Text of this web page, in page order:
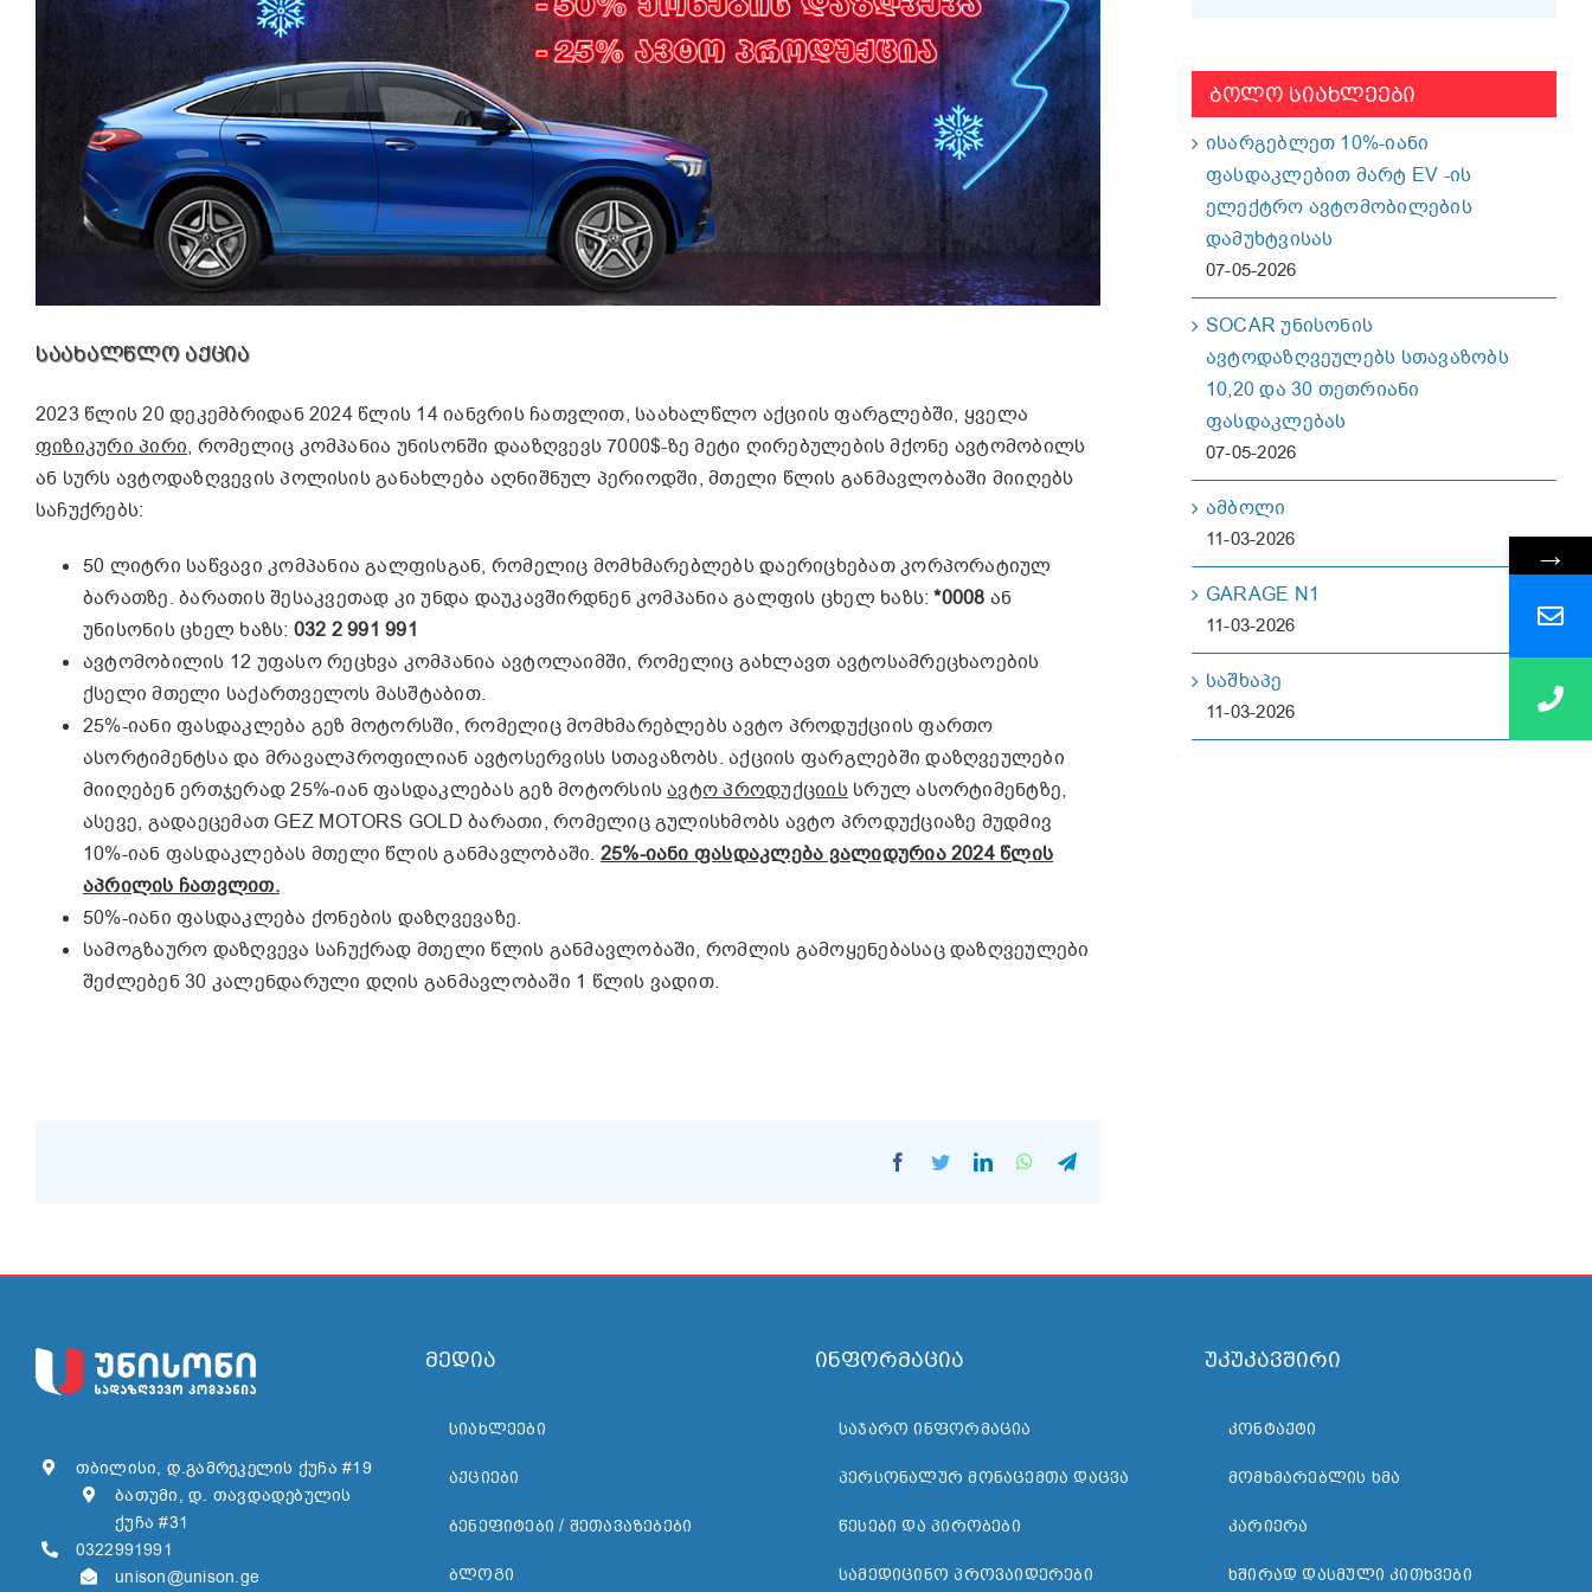
ᲡᲐᲐᲮᲐᲚᲬᲚᲝ ᲐᲥᲪᲘᲐ
2023 წლის 20 დეკემბრიდან 2024 წლის 14 იანვრის ჩათვლით, საახალწლო აქციის ფარგლებში, ყველა
ფიზიკური პირი, რომელიც კომპანია უნისონში დააზღვევს 7000$-ზე მეტი ღირებულების მქონე ავტომობილს
ან სურს ავტოდაზღვევის პოლისის განახლება აღნიშნულ პერიოდში, მთელი წლის განმავლობაში მიიღებს
საჩუქრებს:
50 ლიტრი საწვავი კომპანია გალფისგან, რომელიც მომხმარებლებს დაერიცხებათ კორპორატიულ
ბარათზე. ბარათის შესაკვეთად კი უნდა დაუკავშირდნენ კომპანია გალფის ცხელ ხაზს:*0008 ან
უნისონის ცხელ ხაზს: 032 2 991 991
ავტომობილის 12 უფასო რეცხვა კომპანია ავტოლაიმში, რომელიც გახლავთ ავტოსამრეცხაოების
ქსელი მთელი საქართველოს მასშტაბით.
25%-იანი ფასდაკლება გეზ მოტორსში, რომელიც მომხმარებლებს ავტო პროდუქციის ფართო
ასორტიმენტსა და მრავალპროფილიან ავტოსერვისს სთავაზობს. აქციის ფარგლებში დაზღვეულები
მიიღებენ ერთჯერად 25%-იან ფასდაკლებას გეზ მოტორსისავტო პროდუქციისსრულ ასორტიმენტზე,
ასევე, გადაეცემათ GEZ MOTORS GOLD ბარათი, რომელიც გულისხმობს ავტო პროდუქციაზე მუდმივ
10%-იან ფასდაკლებას მთელი წლის განმავლობაში. 25%-იანი ფასდაკლება ვალიდურია 2024 წლის
აპრილის ჩათვლით.
50%-იანი ფასდაკლება ქონების დაზღვევაზე.
სამოგზაურო დაზღვევა საჩუქრად მთელი წლის განმავლობაში, რომლის გამოყენებასაც დაზღვეულები
შეძლებენ 30 კალენდარული დღის განმავლობაში 1 წლის ვადით.
Facebook
TwitterLinkedInWhatsAppTelegram
ᲑᲝᲚᲝ ᲡᲘᲐᲮᲚᲔᲔᲑᲘ
ისარგებლეთ 10%-იანი
ფასდაკლებით მარტ EV -ის
ელექტრო ავტომობილების
დამუხტვისას
07-05-2026
SOCAR უნისონის
ავტოდაზღვეულებს სთავაზობს
10,20 და 30 თეთრიანი
ფასდაკლებას
07-05-2026
ამბოლი
11-03-2026
GARAGE N1
11-03-2026
საშხაპე
11-03-2026
თბილისი, დ.გამრეკელის ქუჩა #19
ბათუმი, დ. თავდადებულის
ქუჩა #31
0322991991
unison@unison.ge
მედია
ᲡᲘᲐᲮᲚᲔᲔᲑᲘ
ᲐᲥᲪᲘᲔᲑᲘ
ᲑᲔᲜᲔᲤᲘᲢᲔᲑᲘ / ᲨᲔᲗᲐᲕᲐᲖᲔᲑᲔᲑᲘ
ᲑᲚᲝᲒᲘ
ინფორმაცია
ᲡᲐᲯᲐᲠᲝ ᲘᲜᲤᲝᲠᲛᲐᲪᲘᲐ
ᲞᲔᲠᲡᲝᲜᲐᲚᲣᲠ ᲛᲝᲜᲐᲪᲔᲛᲗᲐ ᲓᲐᲪᲕᲐ
ᲬᲔᲡᲔᲑᲘ ᲓᲐ ᲞᲘᲠᲝᲑᲔᲑᲘ
ᲡᲐᲛᲔᲓᲘᲪᲘᲜᲝ ᲞᲠᲝᲕᲐᲘᲓᲔᲠᲔᲑᲘ
უკუკავშირი
ᲙᲝᲜᲢᲐᲥᲢᲘ
ᲛᲝᲛᲮᲛᲐᲠᲔᲑᲚᲘᲡ ᲮᲛᲐ
ᲙᲐᲠᲘᲔᲠᲐ
ᲮᲨᲘᲠᲐᲓ ᲓᲐᲡᲛᲣᲚᲘ ᲙᲘᲗᲮᲕᲔᲑᲘ
→